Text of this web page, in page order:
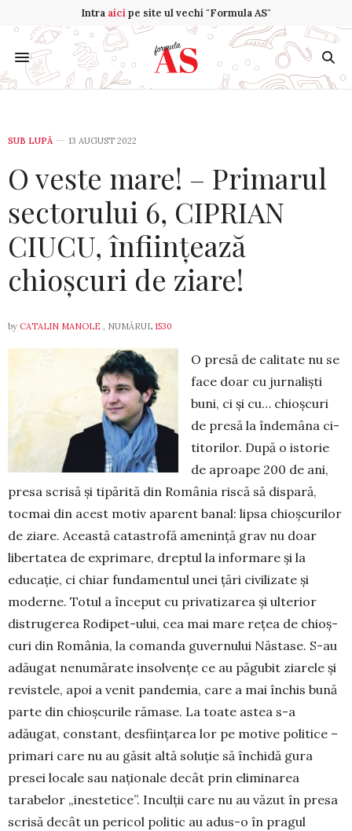
Intra aicipe site ul vechi "Formula AS"
SUB LUPĂ 13 AUGUST 2022
O veste mare! – Primarul
sectorului 6, CIPRIAN
CIUCU, înființează
chioșcuri de ziare!
by CATALIN MANOLE , NUMĂRUL 1530
O presă de calitate nu se
face doar cu jurnaliști
buni, ci și cu… chioșcuri
de presă la îndemâna ci­
titorilor. După o istorie
de aproape 200 de ani,
presa scrisă și tipărită din Ro­mânia riscă să dispară,
tocmai din acest motiv aparent banal: lipsa chioș­curilor
de ziare. Această catastrofă ame­nință grav nu doar
libertatea de ex­primare, dreptul la informare și la
educație, ci chiar fundamentul unei țări civilizate și
moderne. Totul a început cu privatizarea și ulterior
distrugerea Rodipet-ului, cea mai mare rețea de chioș­
curi din România, la comanda guvernului Năs­tase. S-au
adăugat nenumărate insolvențe ce au păgubit ziarele și
revistele, apoi a venit pandemia, care a mai închis bună
parte din chioșcurile rămase. La toate astea s-a
adăugat, constant, desființarea lor pe motive politice –
primari care nu au găsit altă soluție să închidă gura
presei locale sau naționale decât prin elimi­narea
tarabelor „inestetice”. Inculții care nu au vă­zut în presa
scrisă decât un pericol politic au adus-o în pragul